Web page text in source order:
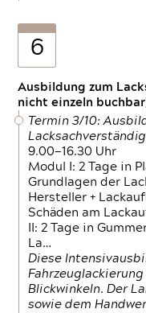
6
Ausbildung zum
nicht einzeln
Termin 3/10:
9.00—16.30 Uhr
Modul I: 2 Tage in
Grundlagen der
Hersteller +
Schäden am
II: 2 Tage in
La…
Diese
Blickwinkeln. Der
sowie dem